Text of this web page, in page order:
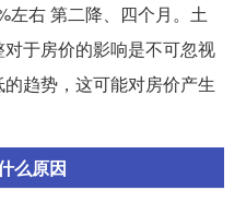
左右 第二降、四个月。土
于房价的影响是不可忽视
趋势，这可能对房价产生
么原因